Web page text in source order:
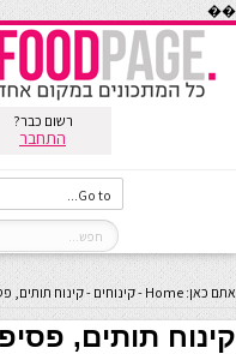
��
רשום כבר?
התחבר
אתם כאן: Home
-קינוחים -קינוח תותים,
קינוח תותים,